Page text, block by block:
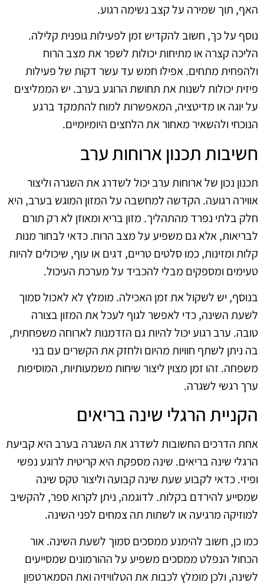
האף, תוך שמירה על קצב נשימה רגוע.
נוסף על כך, חשוב להקדיש זמן לפעילות גופנית קלילה.
הליכה קצרה או מתיחות יכולות לשפר את מצב הרוח
ולהפחית מתחים. אפילו חמש עד עשר דקות של פעילות
פיזית יכולות לשנות את תחושת הרוגע בערב. יש הממליצים
על יוגה או מדיטציה, המאפשרות למוח להתמקד ברגע
הנוכחי ולהשאיר מאחור את הלחצים היומיומיים.
חשיבות תכנון ארוחות ערב
תכנון נכון של ארוחות ערב יכול לשדרג את השגרה וליצור
אווירה רגועה. הקדשה למחשבה על המזון המוגש בערב, היא
חלק בלתי נפרד מהתהליך. מזון בריא ומאוזן לא רק תורם
לבריאות, אלא גם משפיע על מצב הרוח. כדאי לבחור מנות
קלות ומזינות, כמו סלטים טריים, דגים או עוף, שיכולים להיות
טעימים ומספקים מבלי להכביד על מערכת העיכול.
בנוסף, יש לשקול את זמן האכילה. מומלץ לא לאכול סמוך
לשעת השינה, כדי לאפשר לגוף לעכל את המזון בצורה
טובה. ערב רגוע יכול להיות גם הזדמנות לארוחה משפחתית,
בה ניתן לשתף חוויות מהיום ולחזק את הקשרים עם בני
משפחה. זהו זמן מצוין ליצור שיחות משמעותיות, המוסיפות
ערך רגשי לשגרה.
הקניית הרגלי שינה בריאים
אחת הדרכים החשובות לשדרג את השגרה בערב היא קביעת
הרגלי שינה בריאים. שינה מספקת היא קריטית לרוגע נפשי
ופיזי. כדאי לקבוע שעת שינה קבועה וליצור טקס שינה
שמסייע להירדם בקלות. לדוגמה, ניתן לקרוא ספר, להקשיב
למוזיקה מרגיעה או לשתות תה צמחים לפני השינה.
כמו כן, חשוב להימנע ממסכים סמוך לשעת השינה. אור
הכחול הנפלט ממסכים משפיע על ההורמונים שמסייעים
לשינה, ולכן מומלץ לכבות את הטלוויזיה ואת הסמארטפון